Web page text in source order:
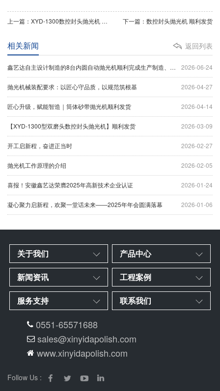
上一篇：XYD-1300数控封头抛光机 顺利交付新乡 下一篇：数控封头抛光机 顺利发货
返回列表
相关新闻
2026-06-24
鑫艺达自主设计制造的8台内圆自动抛光机顺利完成生产制造、设备调试及出厂验收工作，并于今日正式装车发货。
2026-04-27
抛光机械装配要求：以匠心守品质，以规范筑根基
2026-04-14
匠心升级，赋能智造｜筒体砂带抛光机顺利发货
2026-03-09
【XYD-1300型双磨头数控封头抛光机】顺利发货
2026-02-27
开工启新程，奋进正当时
2026-02-05
抛光机工作原理的介绍
2026-01-24
喜报！安徽鑫艺达荣膺2025年高新技术企业认证
2026-01-06
凝心聚力启新程，欢聚一堂话未来——2025年年会圆满落幕
关于我们 产品中心
新闻资讯 工程案例
服务支持 联系我们
0551-65571688
sales@xinyidapolish.com
www.xinyidapolish.com
Follow Us :